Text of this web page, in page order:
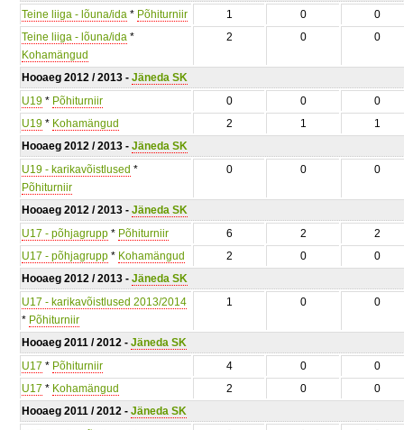
Teine liiga - lõuna/ida * Põhiturniir 1 0
0
Teine liiga - lõuna/ida *
Kohamängud
2 0 0
Hooaeg 2012 / 2013 - Jäneda SK
U19 * Põhiturniir 0 0
0
U19 * Kohamängud 2 1
1
Hooaeg 2012 / 2013 - Jäneda SK
U19 - karikavõistlused *
Põhiturniir
0 0 0
Hooaeg 2012 / 2013 - Jäneda SK
U17 - põhjagrupp * Põhiturniir 6 2
2
U17 - põhjagrupp * Kohamängud 2 0
0
Hooaeg 2012 / 2013 - Jäneda SK
U17 - karikavõistlused 2013/2014
* Põhiturniir
1 0 0
Hooaeg 2011 / 2012 - Jäneda SK
U17 * Põhiturniir 4 0
0
U17 * Kohamängud 2 0
0
Hooaeg 2011 / 2012 - Jäneda SK